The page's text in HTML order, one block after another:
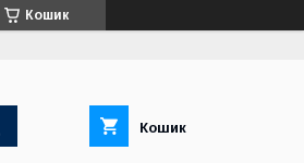
Кошик
Кошик